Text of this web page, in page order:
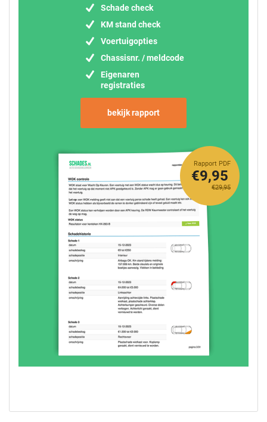
Schade check
KM stand check
Voertuigopties
Chassisnr. / meldcode
Eigenaren
registraties
bekijk rapport
Rapport PDF
€29,95
€9,95